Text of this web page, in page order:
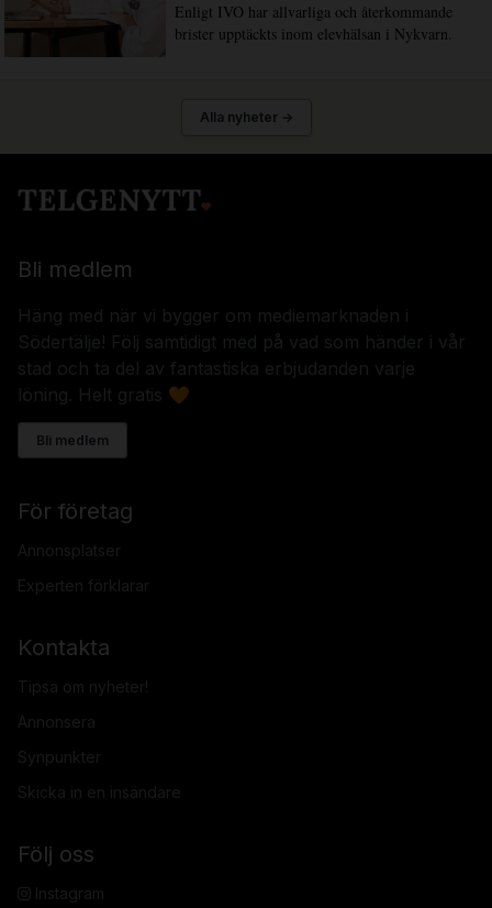
Enligt IVO har allvarliga och återkommande
brister upptäckts inom elevhälsan i Nykvarn.
Alla nyheter →
Bli medlem
Häng med när vi bygger om mediemarknaden i
Södertälje! Följ samtidigt med på vad som händer i vår
stad och ta del av fantastiska erbjudanden varje
löning. Helt gratis 🧡
Bli medlem
För företag
Annonsplatser
Experten förklarar
Kontakta
Tipsa om nyheter!
Annonsera
Synpunkter
Skicka in en insändare
Följ oss
Instagram